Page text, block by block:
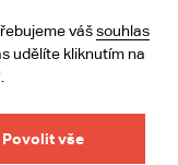
vášsouhlas
udělíte kliknutím na
Povolit vše